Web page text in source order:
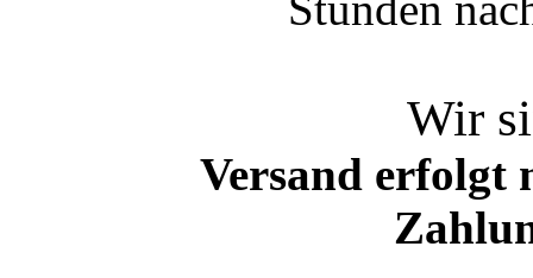
Wir
Versand erfolgt